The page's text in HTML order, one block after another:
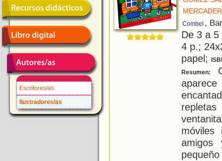
Escritores/as
Ilustradores/as
Combel ,
De 3 a
4 p.;
papel;
Resumen: